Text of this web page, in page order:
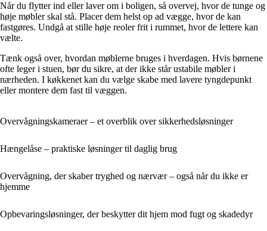
Når du flytter ind eller laver om i boligen, så overvej, hvor de tunge og
høje møbler skal stå. Placer dem helst op ad vægge, hvor de kan
fastgøres. Undgå at stille høje reoler frit i rummet, hvor de lettere kan
vælte.
Tænk også over, hvordan møblerne bruges i hverdagen. Hvis børnene
ofte leger i stuen, bør du sikre, at der ikke står ustabile møbler i
nærheden. I køkkenet kan du vælge skabe med lavere tyngdepunkt
eller montere dem fast til væggen.
Overvågningskameraer – et overblik over sikkerhedsløsninger
Hængelåse – praktiske løsninger til daglig brug
Overvågning, der skaber tryghed og nærvær – også når du ikke er
hjemme
Opbevaringsløsninger, der beskytter dit hjem mod fugt og skadedyr